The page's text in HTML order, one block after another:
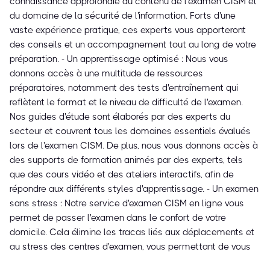
du domaine de la sécurité de l'information. Forts d'une
vaste expérience pratique, ces experts vous apporteront
des conseils et un accompagnement tout au long de votre
préparation. - Un apprentissage optimisé : Nous vous
donnons accès à une multitude de ressources
préparatoires, notamment des tests d'entraînement qui
reflètent le format et le niveau de difficulté de l'examen.
Nos guides d'étude sont élaborés par des experts du
secteur et couvrent tous les domaines essentiels évalués
lors de l'examen CISM. De plus, nous vous donnons accès à
des supports de formation animés par des experts, tels
que des cours vidéo et des ateliers interactifs, afin de
répondre aux différents styles d'apprentissage. - Un examen
sans stress : Notre service d'examen CISM en ligne vous
permet de passer l'examen dans le confort de votre
domicile. Cela élimine les tracas liés aux déplacements et
au stress des centres d'examen, vous permettant de vous